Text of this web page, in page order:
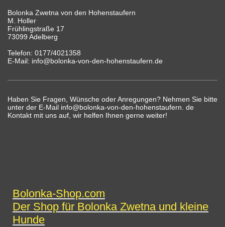
Bolonka Zwetna von den Hohenstaufern
M. Holler
Frühlingstraße 17
73099 Adelberg
Telefon: 0177/4021358
E-Mail: info@bolonka-von-den-hohenstaufern.de
Haben Sie Fragen, Wünsche oder Anregungen? Nehmen Sie bitte
unter der E-Mail info@bolonka-von-den-hohenstaufern. de
Kontakt mit uns auf, wir helfen Ihnen gerne weiter!
Bolonka-Shop.com
Der Shop für Bolonka Zwetna und kleine
Hunde